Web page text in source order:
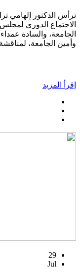
ترأس الدكتور إلهامي
الاجتماع الدورى
الجامعة، والسادة
وأمين الجامعة،
إقرأ المزيد
29
Jul